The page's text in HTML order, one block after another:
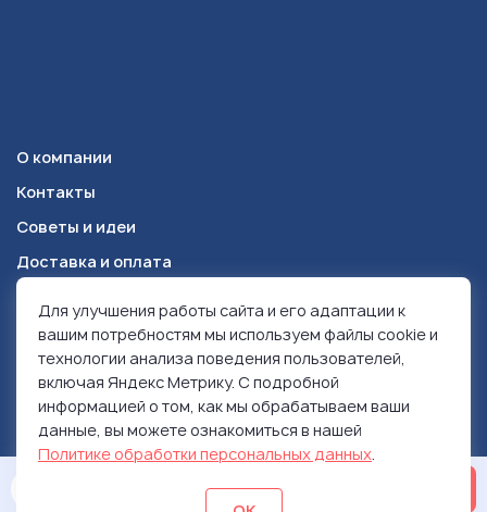
ОСТАВИТЬ ЗАЯВКУ
О компании
Контакты
Советы и идеи
Доставка и оплата
Красноярск +7 (391) 278-49-84
© 1999-2026 Ролен
Политика конфиденциальности
Использование контента
Для улучшения работы сайта и его адаптации к
вашим потребностям мы используем файлы cookie и
технологии анализа поведения пользователей,
включая Яндекс Метрику. С подробной
информацией о том, как мы обрабатываем ваши
данные, вы можете ознакомиться в нашей
Политике обработки персональных данных.